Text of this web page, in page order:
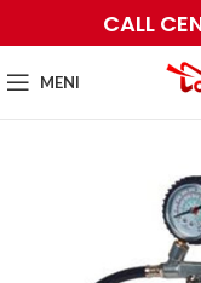
CALL
MENI